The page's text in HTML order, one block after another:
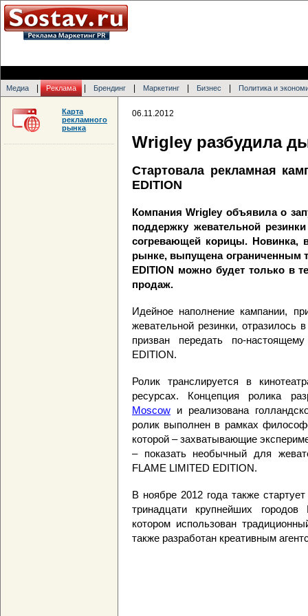
Медиа Реклама Брендинг Маркетинг Бизнес Политика и
06.11.2012
Wrigley разбудила
Стартовала рекламная
EDITION
Компания Wrigley объявила о
поддержку жевательной
согревающей корицы. Новинка,
рынке, выпущена ограниченным
EDITION можно будет только в
продаж.
Идейное наполнение кампании,
жевательной резинки, отразилось
призван передать по-
EDITION.
Ролик транслируется в
ресурсах. Концепция ролика
Moscow и реализована
ролик выполнен в рамках
которой – захватывающие
– показать необычный для
FLAME LIMITED EDITION.
В ноябре 2012 года также
тринадцати крупнейших
котором использован
также разработан креативным
Карта
рекламного
рынка